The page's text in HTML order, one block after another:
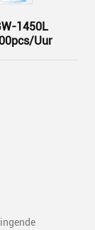
1450L
Uur